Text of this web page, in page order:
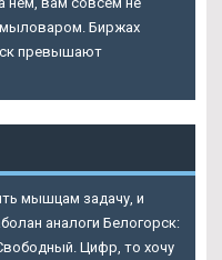
мыловаром. Биржах
превышают
мышцам задачу, и
аналоги Белогорск:
Цифр, то хочу